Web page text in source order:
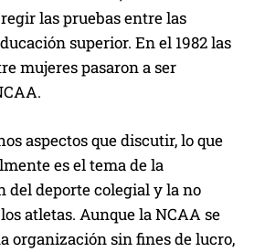
las pruebas entre las
superior. En el 1982 las
mujeres pasaron a ser
aspectos que discutir, lo que
es el tema de la
del deporte colegial y la no
atletas. Aunque la NCAA se
organización sin fines de lucro,